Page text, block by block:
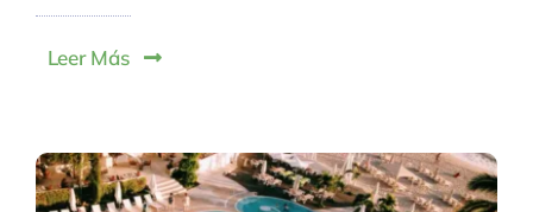
Leer Más